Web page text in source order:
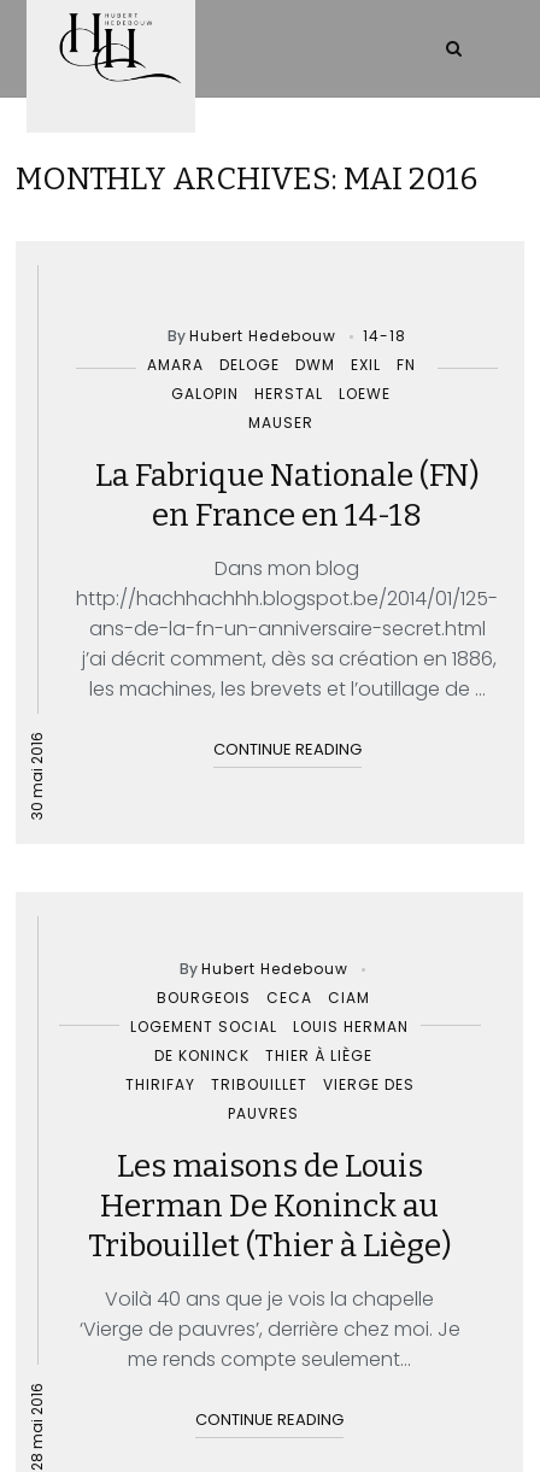
MONTHLY ARCHIVES: MAI 2016
30 mai 2016
ByHubert Hedebouw
14-18
AMARA
DELOGE DWM EXIL
FN
GALOPIN
HERSTAL
LOEWE
MAUSER
La Fabrique Nationale (FN)
en France en 14-18
Dans mon blog
http://hachhachhh.blogspot.be/2014/01/125-
ans-de-la-fn-un-anniversaire-secret.html
j’ai décrit comment, dès sa création en 1886,
les machines, les brevets et l’outillage de ...
CONTINUE READING
28 mai 2016
ByHubert Hedebouw
BOURGEOIS
CECA
CIAM
LOGEMENT SOCIAL
LOUIS HERMAN
DE KONINCK
THIER À LIÈGE
THIRIFAY
TRIBOUILLET
VIERGE DES
PAUVRES
Les maisons de Louis
Herman De Koninck au
Tribouillet (Thier à Liège)
Voilà 40 ans que je vois la chapelle
‘Vierge de pauvres’, derrière chez moi. Je
me rends compte seulement...
CONTINUE READING